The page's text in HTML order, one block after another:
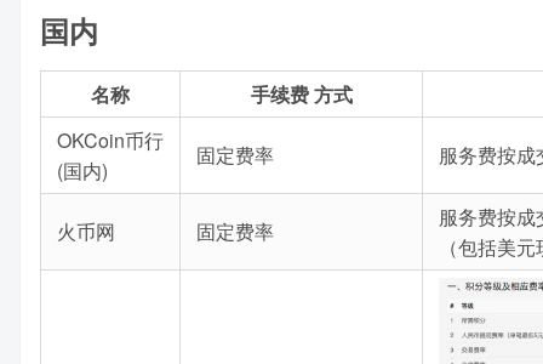
国内
名称
手续费 方式
OKCoin币行
(国内)
固定费率 服务费按
火币网 固定费率
服务费按
（包括美